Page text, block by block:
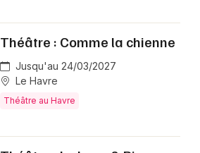
Théâtre : Comme la chienne
Jusqu'au 24/03/2027
Le Havre
Théâtre au Havre